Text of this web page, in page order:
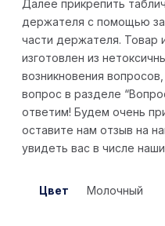
Далее прикрепить
держателя с помощью
части держателя. Товар
изготовлен из
возникновения
вопрос в разделе
ответим! Будем очень
оставите нам отзыв на
увидеть вас в числе
Цвет Молочный